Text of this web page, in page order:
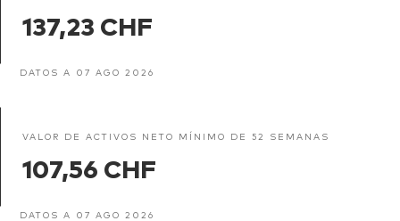
137,23 CHF
DATOS A 07 AGO 2026
VALOR DE ACTIVOS NETO MÍNIMO DE 52 SEMANAS
107,56 CHF
DATOS A 07 AGO 2026